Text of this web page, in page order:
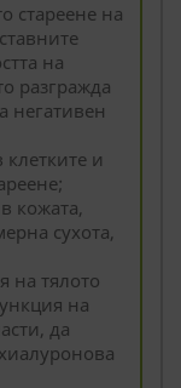
стареене на
на
разгражда
негативен
и
кожата,
сухота,
на тялото
на
да